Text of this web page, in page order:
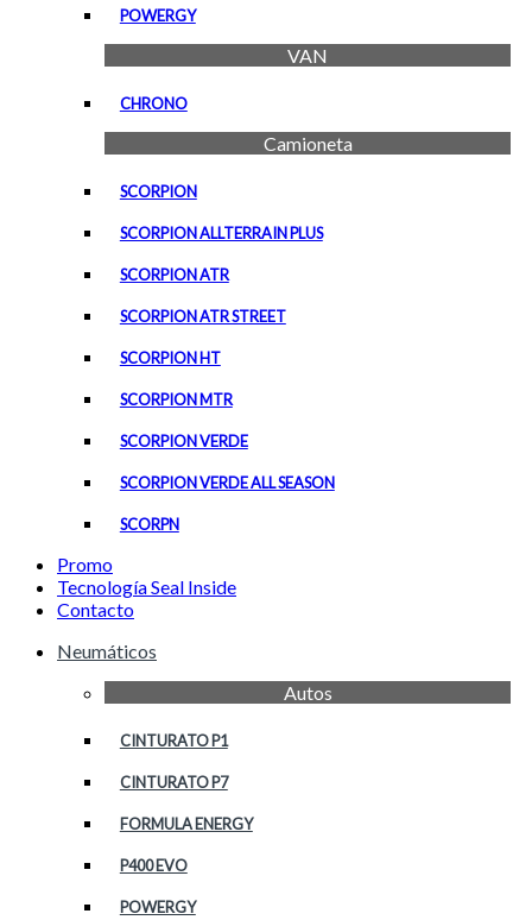
POWERGY
VAN
CHRONO
Camioneta
SCORPION
SCORPION ALLTERRAIN PLUS
SCORPION ATR
SCORPION ATR STREET
SCORPION HT
SCORPION MTR
SCORPION VERDE
SCORPION VERDE ALL SEASON
SCORPN
Promo
Tecnología Seal Inside
Contacto
Neumáticos
Autos
CINTURATO P1
CINTURATO P7
FORMULA ENERGY
P400 EVO
POWERGY